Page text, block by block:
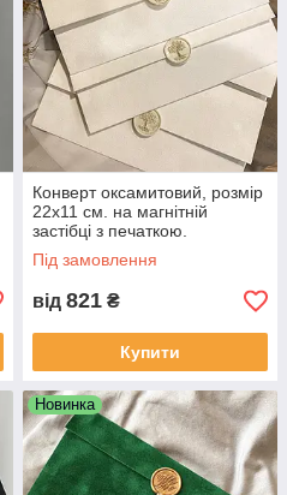
Конверт оксамитовий, розмір
22х11 см. на магнітній
застібці з печаткою.
Під замовлення
від 821 ₴
Купити
Новинка